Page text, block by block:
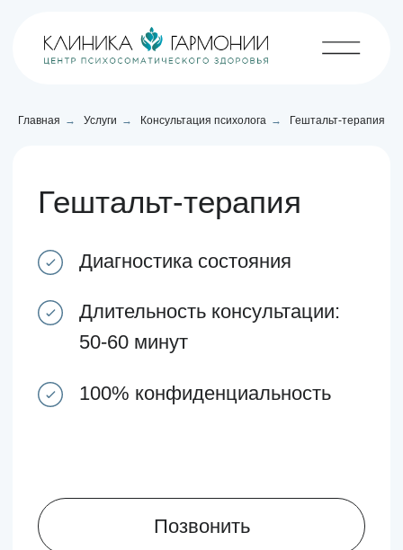
Главная → Услуги → Консультация психолога → Гештальт-терапия
Длительность консультации: